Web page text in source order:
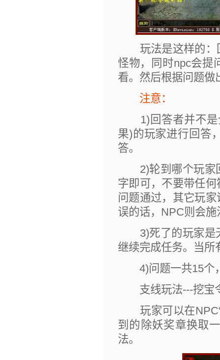
玩法是这样的：
怪物，同时npc会提
看。然后根据问题做
注意：
1)回答者并不是
果)的玩家进行回答
答。
2)轮到哪个玩家
字即可，不要带任
问题通过，其它玩
误的话，NPC则会
3)死了的玩家是
继续完成任务。当所
4)问题一共15个
支线玩法---挖宝
玩家可以在NPC“
到的除妖奖章换取
法。